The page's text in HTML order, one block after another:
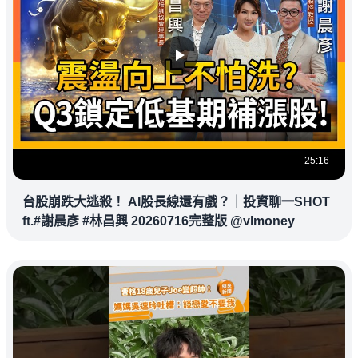
25:16
台股崩跌大逃殺！ AI股長線還有戲？｜投資聊一SHOT
ft.#謝晨彥 #林昌興 20260716完整版 @vlmoney